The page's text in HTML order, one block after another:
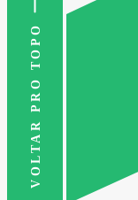
VOLTAR PRO TOPO